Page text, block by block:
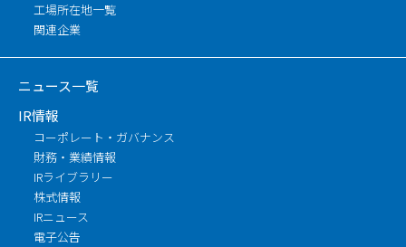
工場所在地一覧
関連企業
ニュース一覧
IR情報
コーポレート・ガバナンス
財務・業績情報
IRライブラリー
株式情報
IRニュース
電子公告